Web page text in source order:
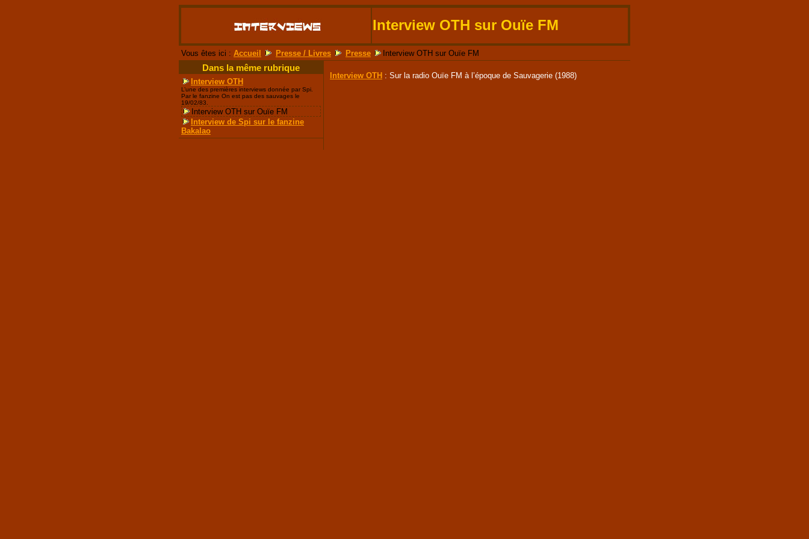
Interview OTH sur Ouïe FM
Vous êtes ici : Accueil Presse / Livres Presse Interview OTH sur Ouïe FM
Dans la même rubrique
Interview OTH
L’une des premières interviews donnée par Spi.
Par le fanzine On est pas des sauvages le
19/02/83.
Interview OTH sur Ouïe FM
Interview de Spi sur le fanzine
Bakalao
Interview OTH : Sur la radio Ouïe FM à l’époque de Sauvagerie (1988)